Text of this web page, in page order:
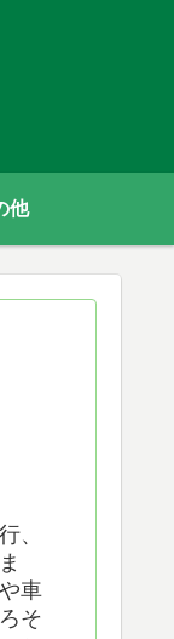
他
、
車
そ